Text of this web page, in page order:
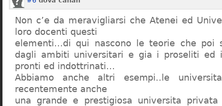
Non c’e da meravigliarsi che Atenei ed
loro docenti questi
elementi…di qui nascono le teorie che poi
dagli ambiti universitari e gia i proseliti ed
pronti ed indottrinati…
Abbiamo anche altri esempi..le
recentemente anche
una grande e prestigiosa universita